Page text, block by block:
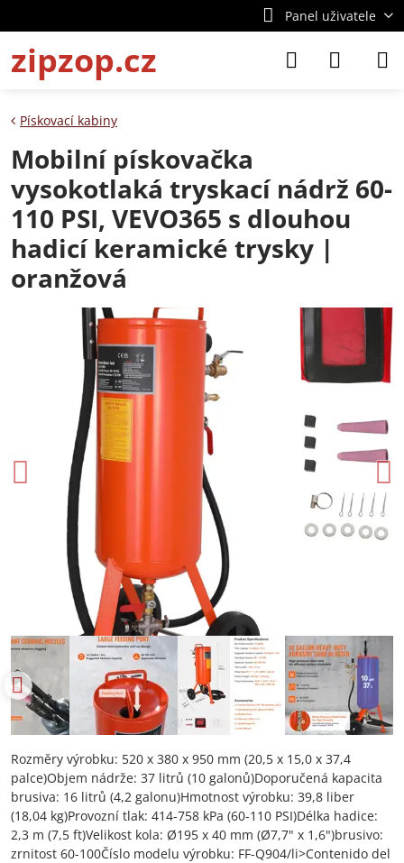
Panel uživatele
zipzop.cz
Pískovací kabiny
Mobilní pískovačka
vysokotlaká tryskací nádrž 60-
110 PSI, VEVO365 s dlouhou
hadicí keramické trysky |
oranžová
Rozměry výrobku: 520 x 380 x 950 mm (20,5 x 15,0 x 37,4
palce)Objem nádrže: 37 litrů (10 galonů)Doporučená kapacita
brusiva: 16 litrů (4,2 galonu)Hmotnost výrobku: 39,8 liber
(18,04 kg)Provozní tlak: 414-758 kPa (60-110 PSI)Délka hadice:
2,3 m (7,5 ft)Velikost kola: Ø195 x 40 mm (Ø7,7" x 1,6")brusivo:
zrnitost 60-100Číslo modelu výrobku: FF-Q904/li>Contenido del